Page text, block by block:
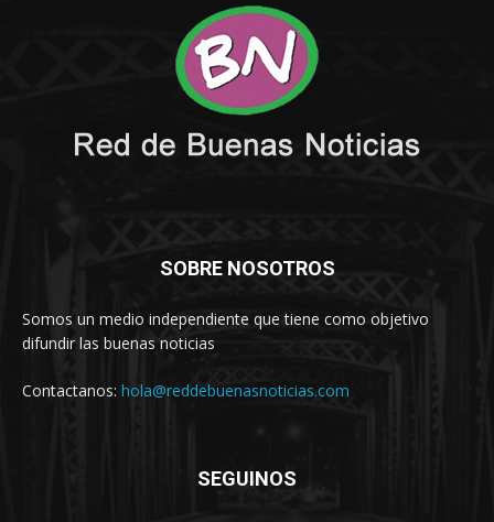
SOBRE NOSOTROS
Somos un medio independiente que tiene como objetivo
difundir las buenas noticias
Contactanos: hola@reddebuenasnoticias.com
SEGUINOS